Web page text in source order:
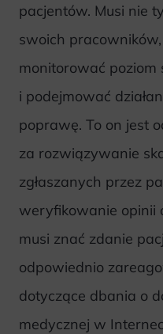
pacjentów. Musi nie
swoich
monitorować
i podejmować
poprawę. To on jest
za rozwiązywanie
zgłaszanych przez
weryfikowanie opinii
musi znać zdanie
odpowiednio
dotyczące dbania o
medycznej w